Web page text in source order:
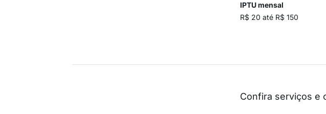
IPTU mensal
R$ 20 até R$ 150
Confira serviços e